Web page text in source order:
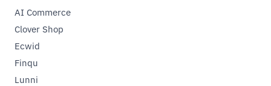
AI Commerce
Clover Shop
Ecwid
Finqu
Lunni